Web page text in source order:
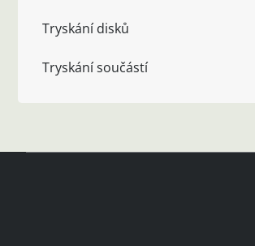
Tryskání disků
Tryskání součástí